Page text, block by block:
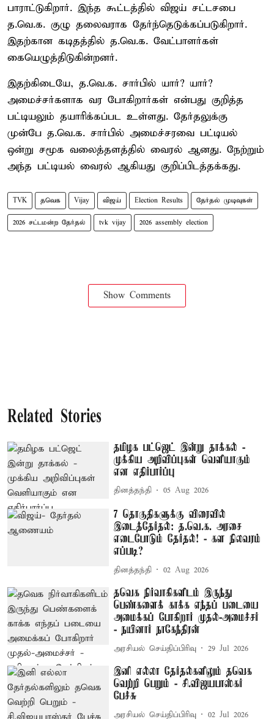
பாராட்டுகிறார். இந்த கூட்டத்தில் விஜய் சட்டசபை
த.வெ.க. குழு தலைவராக தேர்ந்தெடுக்கப்படுகிறார்.
இதற்கான கடிதத்தில் த.வெ.க. வேட்பாளர்கள்
கையெழுத்திடுகின்றனர்.
இதற்கிடையே, த.வெ.க. சார்பில் யார்? யார்?
அமைச்சர்களாக வர போகிறார்கள் என்பது குறித்த
பட்டியலும் தயாரிக்கப்பட உள்ளது. தேர்தலுக்கு
முன்பே த.வெ.க. சார்பில் அமைச்சரவை பட்டியல்
ஒன்று சமூக வலைத்தளத்தில் வைரல் ஆனது. நேற்றும்
அந்த பட்டியல் வைரல் ஆகியது குறிப்பிடத்தக்கது.
TVK தவெக Vijay விஜய் Election Results தேர்தல் முடிவுகள்
2026 சட்டமன்ற தேர்தல் tvk vijay 2026 assembly election
Show Comments
Related Stories
தமிழக பட்ஜெட் இன்று தாக்கல் -
முக்கிய அறிவிப்புகள் வெளியாகும்
என எதிர்பார்ப்பு
தினத்தந்தி 05 Aug 2026
7 தொகுதிகளுக்கு விரைவில்
இடைத்தேர்தல்: த.வெ.க. அரசை
எடைபோடும் தேர்தல்! - கள நிலவரம்
எப்படி?
தினத்தந்தி 02 Aug 2026
தவெக நிர்வாகிகளிடம் இருந்து
பெண்களைக் காக்க எந்தப் படையை
அமைக்கப் போகிறார் முதல்-அமைச்சர்
- நயினார் நாகேந்திரன்
அரசியல் செய்திப்பிரிவு 29 Jul 2026
இனி எல்லா தேர்தல்களிலும் தவெக
வெற்றி பெறும் - சி.விஜயபாஸ்கர்
பேச்சு
அரசியல் செய்திப்பிரிவு 02 Jul 2026